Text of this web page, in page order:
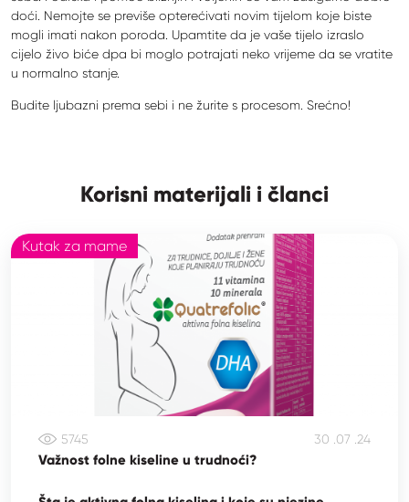
doći. Nemojte se previše opterećivati ​​novim tijelom koje biste
mogli imati nakon poroda. Upamtite da je vaše tijelo izraslo
cijelo živo biće dpa bi moglo potrajati neko vrijeme da se vratite
u normalno stanje.
Budite ljubazni prema sebi i ne žurite s procesom. Srećno!
Korisni materijali i članci
Kutak za mame
5745 30 .07 .24
Važnost folne kiseline u trudnoći?